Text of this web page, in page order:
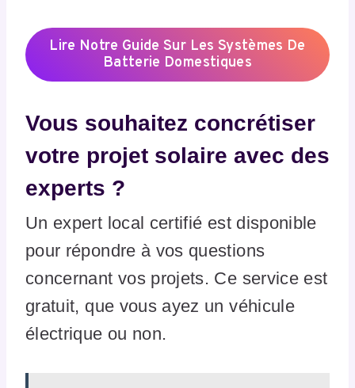
Lire Notre Guide Sur Les Systèmes De
Batterie Domestiques
Vous souhaitez concrétiser
votre projet solaire avec des
experts ?
Un expert local certifié est disponible
pour répondre à vos questions
concernant vos projets. Ce service est
gratuit, que vous ayez un véhicule
électrique ou non.